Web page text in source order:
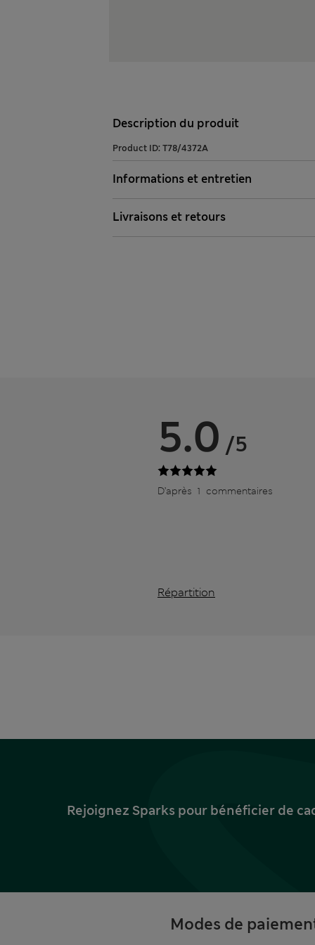
Description du produit
Product ID: T78/4372A
Informations et entretien
Livraisons et retours
5.0 /5
D’après 1 commentaires
Répartition
Rejoignez Sparks pour bénéficier de
Modes de